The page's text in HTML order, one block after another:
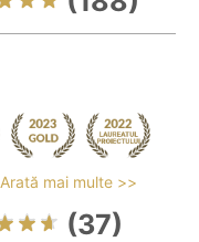
Arată mai multe >>
(37)